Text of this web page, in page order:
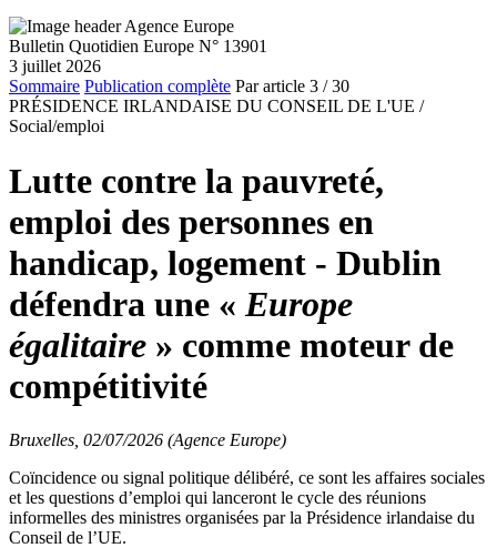
Bulletin Quotidien Europe N° 13901
3 juillet 2026
Sommaire Publication complète Par article 3 / 30
PRÉSIDENCE IRLANDAISE DU CONSEIL DE L'UE /
Social/emploi
Lutte contre la pauvreté,
emploi des personnes en
handicap, logement - Dublin
défendra une « Europe
égalitaire » comme moteur de
compétitivité
Bruxelles, 02/07/2026 (Agence Europe)
Coïncidence ou signal politique délibéré, ce sont les affaires sociales
et les questions d’emploi qui lanceront le cycle des réunions
informelles des ministres organisées par la Présidence irlandaise du
Conseil de l’UE.